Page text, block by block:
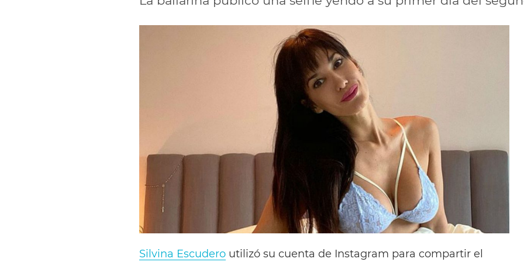
Silvina Escudero utilizó su cuenta de Instagram para compartir el